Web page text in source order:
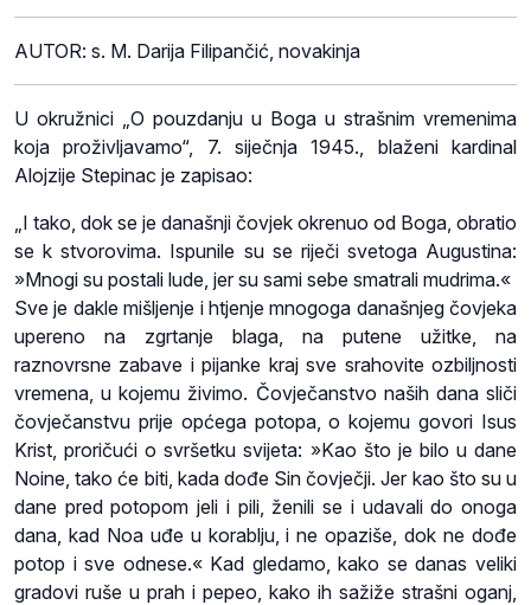
AUTOR: s. M. Darija Filipančić, novakinja
U okružnici „O pouzdanju u Boga u strašnim vremenima
koja proživljavamo“, 7. siječnja 1945., blaženi kardinal
Alojzije Stepinac je zapisao:
„I tako, dok se je današnji čovjek okrenuo od Boga, obratio
se k stvorovima. Ispunile su se riječi svetoga Augustina:
»Mnogi su postali lude, jer su sami sebe smatrali mudrima.«
Sve je dakle mišljenje i htjenje mnogoga današnjeg čovjeka
upereno na zgrtanje blaga, na putene užitke, na
raznovrsne zabave i pijanke kraj sve srahovite ozbiljnosti
vremena, u kojemu živimo. Čovječanstvo naših dana sliči
čovječanstvu prije općega potopa, o kojemu govori Isus
Krist, proričući o svršetku svijeta: »Kao što je bilo u dane
Noine, tako će biti, kada dođe Sin čovječji. Jer kao što su u
dane pred potopom jeli i pili, ženili se i udavali do onoga
dana, kad Noa uđe u korablju, i ne opaziše, dok ne dođe
potop i sve odnese.« Kad gledamo, kako se danas veliki
gradovi ruše u prah i pepeo, kako ih sažiže strašni oganj,